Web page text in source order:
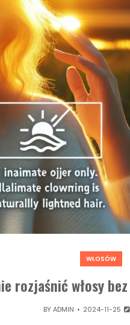
WŁOSÓW
rozjaśnić włosy
BYADMIN 2024-11-25